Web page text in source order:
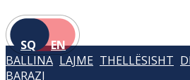
SQ EN
BALLINA LAJME THELLËSISHT
BARAZI